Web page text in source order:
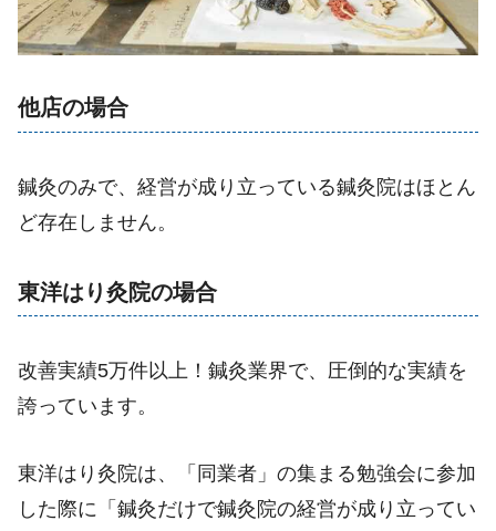
他店の場合
鍼灸のみで、経営が成り立っている鍼灸院はほとん
ど存在しません。
東洋はり灸院の場合
改善実績5万件以上！鍼灸業界で、圧倒的な実績を
誇っています。
東洋はり灸院は、「同業者」の集まる勉強会に参加
した際に「鍼灸だけで鍼灸院の経営が成り立ってい